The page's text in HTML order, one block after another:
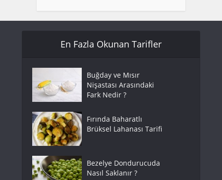
En Fazla Okunan Tarifler
Buğday ve Mısır
Nişastası Arasındaki
Fark Nedir ?
Fırında Baharatlı
Brüksel Lahanası Tarifi
Bezelye Dondurucuda
Nasıl Saklanır ?